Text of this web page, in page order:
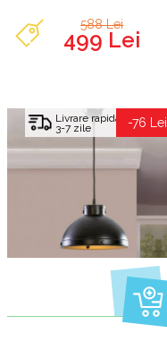
588 Lei
499 Lei
Livrare rapida
3-7 zile -76 Lei